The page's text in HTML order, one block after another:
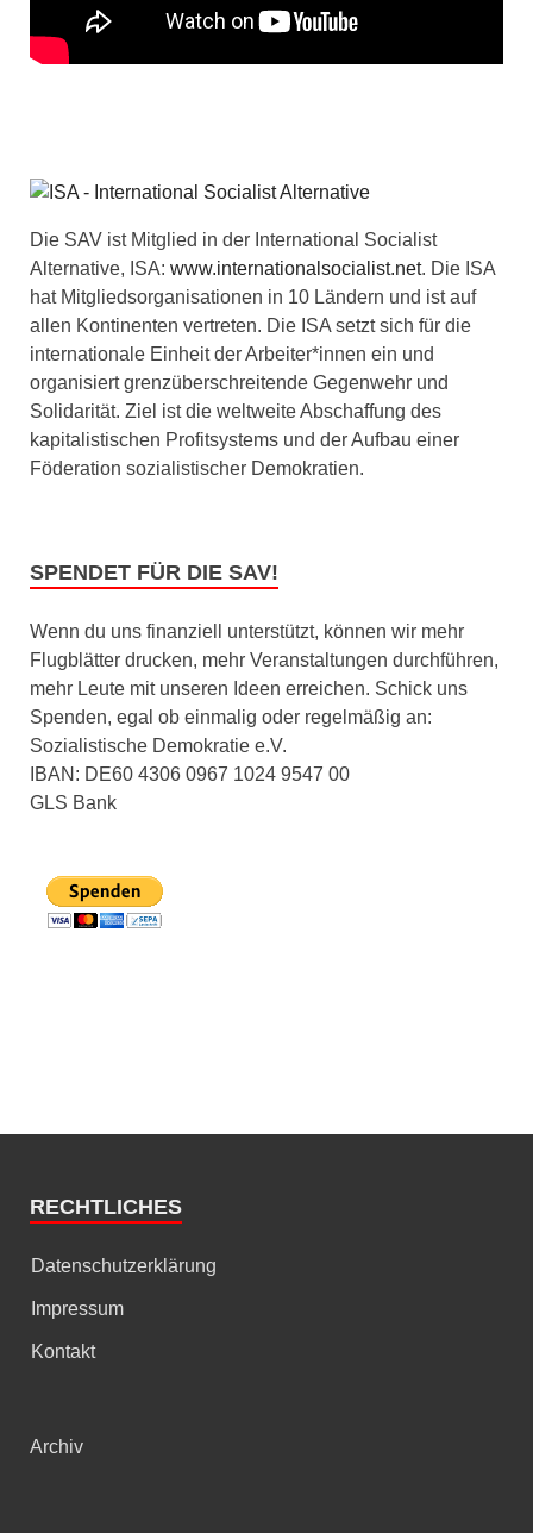
Die SAV ist Mitglied in der International Socialist
Alternative, ISA: www.internationalsocialist.net. Die ISA
hat Mitgliedsorganisationen in 10 Ländern und ist auf
allen Kontinenten vertreten. Die ISA setzt sich für die
internationale Einheit der Arbeiter*innen ein und
organisiert grenzüberschreitende Gegenwehr und
Solidarität. Ziel ist die weltweite Abschaffung des
kapitalistischen Profitsystems und der Aufbau einer
Föderation sozialistischer Demokratien.
SPENDET FÜR DIE SAV!
Wenn du uns finanziell unterstützt, können wir mehr
Flugblätter drucken, mehr Veranstaltungen durchführen,
mehr Leute mit unseren Ideen erreichen. Schick uns
Spenden, egal ob einmalig oder regelmäßig an:
Sozialistische Demokratie e.V.
IBAN: DE60 4306 0967 1024 9547 00
GLS Bank
RECHTLICHES
Datenschutzerklärung
Impressum
Kontakt
Archiv